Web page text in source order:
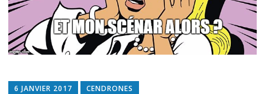
6 JANVIER 2017 CENDRONES